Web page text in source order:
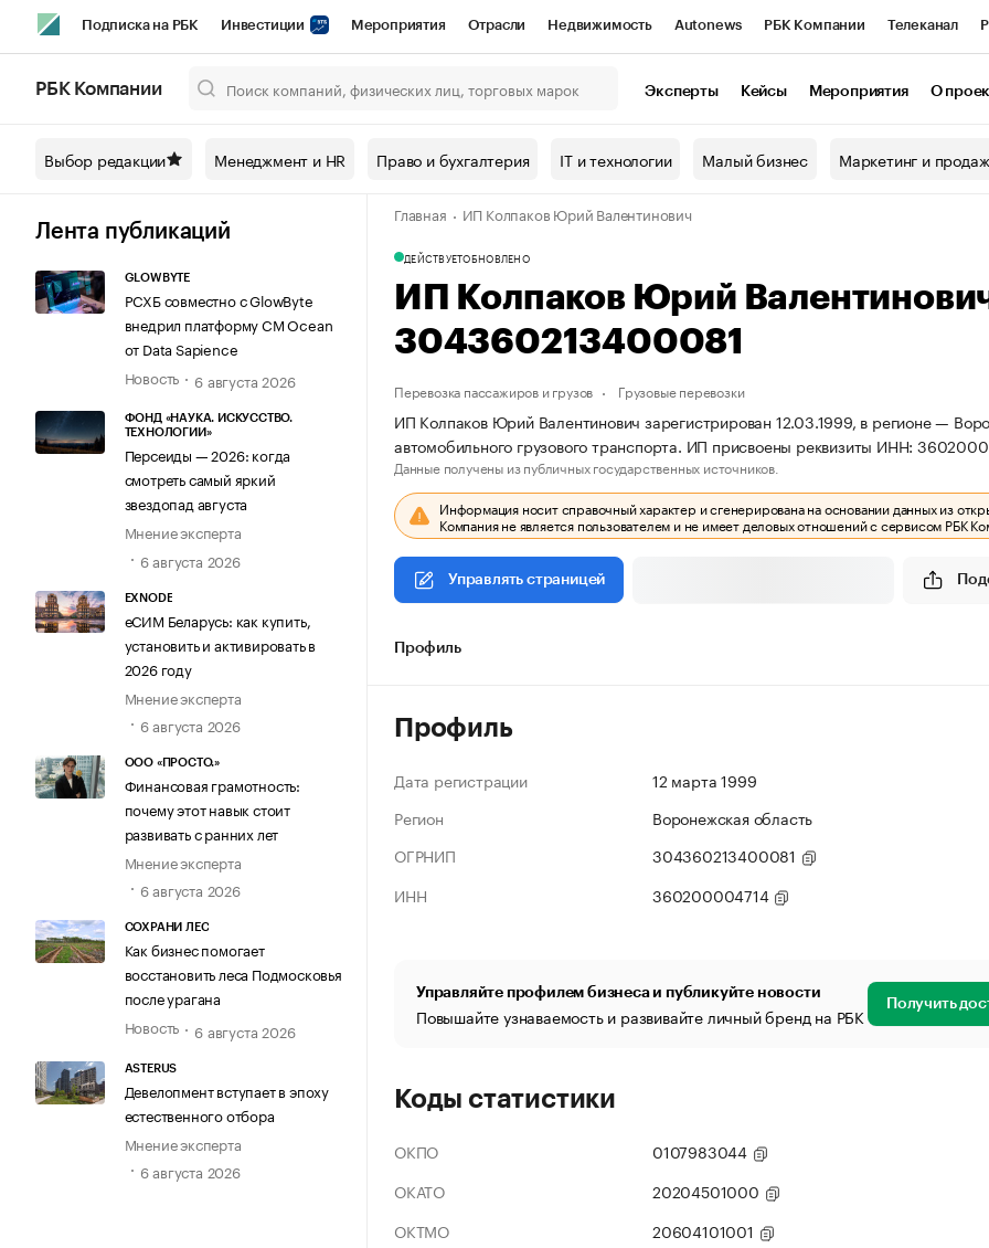
Подписка на РБК Инвестиции Мероприятия Отрасли Недвижимость Autonews РБК Компании Телеканал
Спецпроекты СПб Конференции СПб Спецпроекты Проверка контрагентов
Технологии и медиа Рынок наличной валюты
РБК Компании Эксперты Кейсы Мероприятия О
Выбор редакции Менеджмент и HR Право и бухгалтерия IT и технологии Малый бизнес Маркетинг и
Лента публикаций
GLOWBYTE
РСХБ совместно с GlowByte
внедрил платформу CM Ocean
от Data Sapience
Новость
6 августа 2026
ФОНД «НАУКА. ИСКУССТВО.
ТЕХНОЛОГИИ»
Персеиды — 2026: когда
смотреть самый яркий
звездопад августа
Мнение эксперта
6 августа 2026
EXNODE
еСИМ Беларусь: как купить,
установить и активировать в
2026 году
Мнение эксперта
6 августа 2026
ООО «ПРОСТО.»
Финансовая грамотность:
почему этот навык стоит
развивать с ранних лет
Мнение эксперта
6 августа 2026
СОХРАНИ ЛЕС
Как бизнес помогает
восстановить леса Подмосковья
после урагана
Новость
6 августа 2026
ASTERUS
Девелопмент вступает в эпоху
естественного отбора
Мнение эксперта
6 августа 2026
Главная ИП Колпаков Юрий Валентинович
ДЕЙСТВУЕТОБНОВЛЕНО
ИП Колпаков Юрий
304360213400081
Перевозка пассажиров и грузов Грузовые перевозки
ИП Колпаков Юрий Валентинович зарегистрирован 12.03.1999, в регионе —
автомобильного грузового транспорта. ИП присвоены реквизиты ИНН:
Данные получены из публичных государственных источников.
Информация носит справочный характер и сгенерирована на основании данных из
Компания не является пользователем и не имеет деловых отношений с сервисом РБК
Управлять страницей
Профиль
Профиль
Дата регистрации
12 марта 1999
Регион
Воронежская область
ОГРНИП
304360213400081
ИНН
360200004714
Управляйте профилем бизнеса и публикуйте новости
Повышайте узнаваемость и развивайте личный бренд на РБК Получить
Коды статистики
ОКПО
0107983044
ОКАТО
20204501000
ОКТМО
20604101001